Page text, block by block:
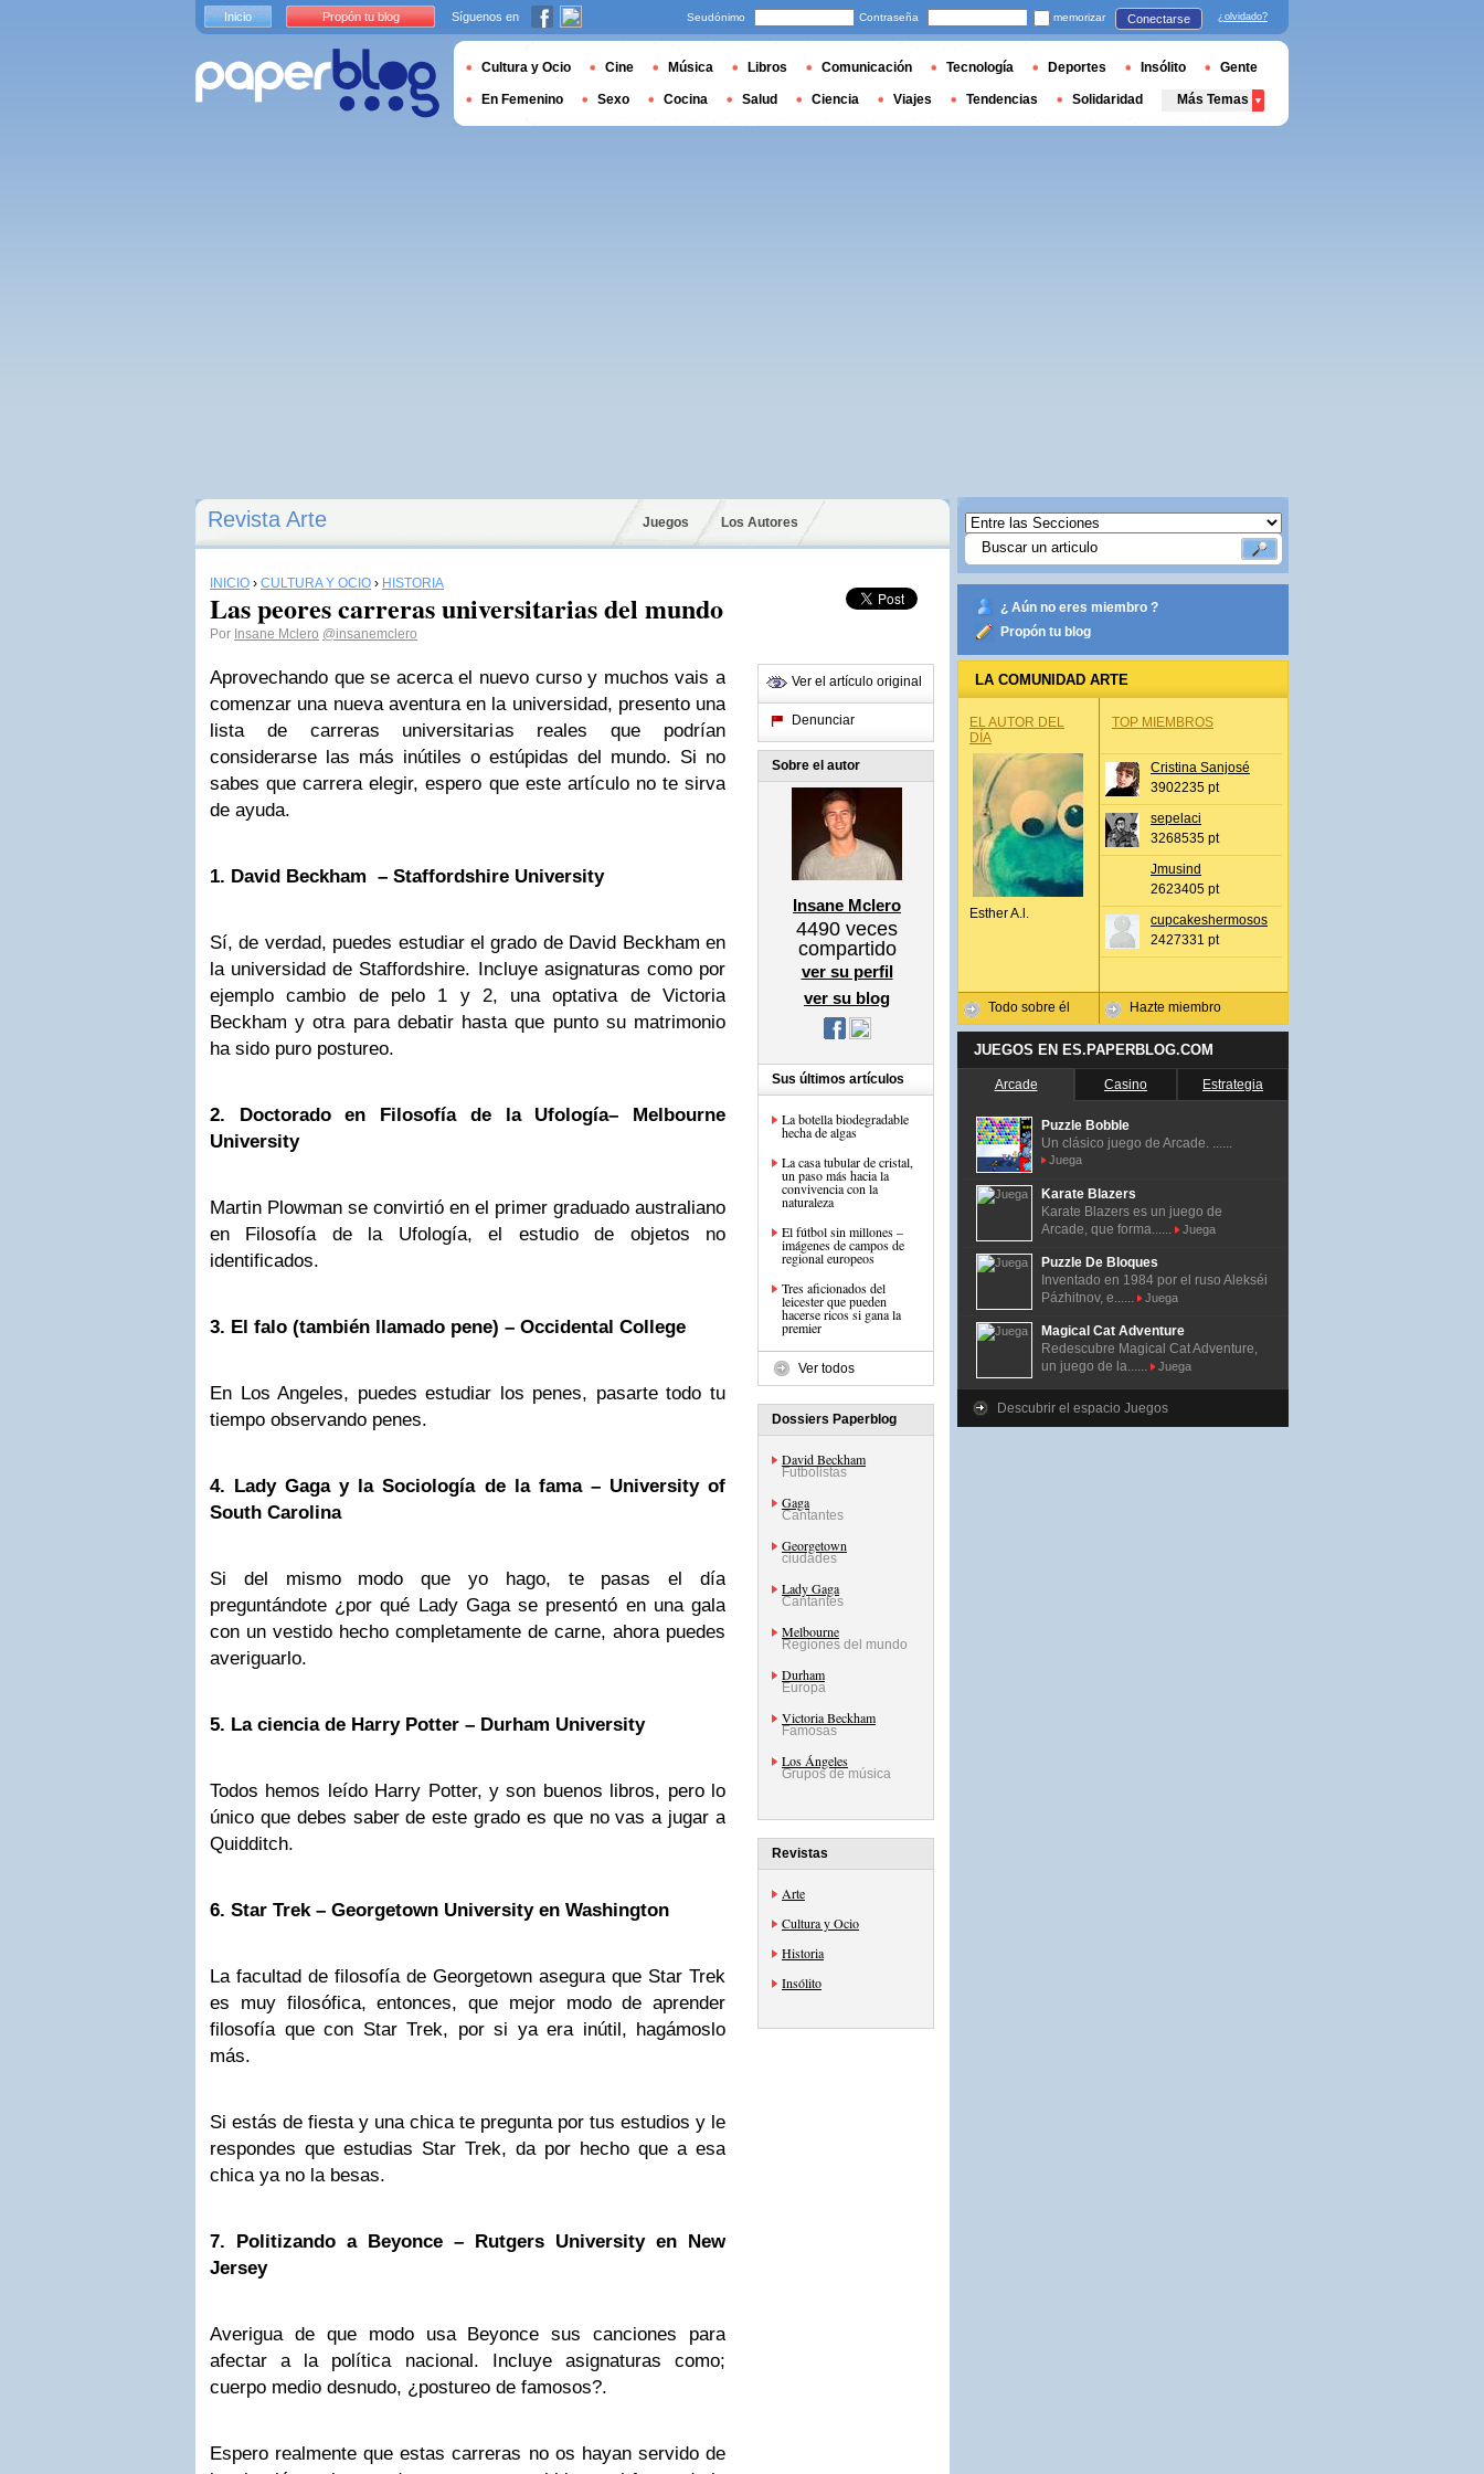
Revista Arte Juegos Los Autores
INICIO › CULTURA Y OCIO › HISTORIA
Las peores carreras universitarias del mundo
Por Insane Mclero @insanemclero
Aprovechando que se acerca el nuevo curso y muchos vais a
comenzar una nueva aventura en la universidad, presento una
lista de carreras universitarias reales que podrían
considerarse las más inútiles o estúpidas del mundo. Si no
sabes que carrera elegir, espero que este artículo no te sirva
de ayuda.
1. David Beckham – Staffordshire University
Sí, de verdad, puedes estudiar el grado de David Beckham en
la universidad de Staffordshire. Incluye asignaturas como por
ejemplo cambio de pelo 1 y 2, una optativa de Victoria
Beckham y otra para debatir hasta que punto su matrimonio
ha sido puro postureo.
2. Doctorado en Filosofía de la Ufología– Melbourne
University
Martin Plowman se convirtió en el primer graduado australiano
en Filosofía de la Ufología, el estudio de objetos no
identificados.
3. El falo (también llamado pene) – Occidental College
En Los Angeles, puedes estudiar los penes, pasarte todo tu
tiempo observando penes.
4. Lady Gaga y la Sociología de la fama – University of
South Carolina
Si del mismo modo que yo hago, te pasas el día
preguntándote ¿por qué Lady Gaga se presentó en una gala
con un vestido hecho completamente de carne, ahora puedes
averiguarlo.
5. La ciencia de Harry Potter – Durham University
Todos hemos leído Harry Potter, y son buenos libros, pero lo
único que debes saber de este grado es que no vas a jugar a
Quidditch.
6. Star Trek – Georgetown University en Washington
La facultad de filosofía de Georgetown asegura que Star Trek
es muy filosófica, entonces, que mejor modo de aprender
filosofía que con Star Trek, por si ya era inútil, hagámoslo
más.
Si estás de fiesta y una chica te pregunta por tus estudios y le
respondes que estudias Star Trek, da por hecho que a esa
chica ya no la besas.
7. Politizando a Beyonce – Rutgers University en New
Jersey
Averigua de que modo usa Beyonce sus canciones para
afectar a la política nacional. Incluye asignaturas como;
cuerpo medio desnudo, ¿postureo de famosos?.
Espero realmente que estas carreras no os hayan servido de
Ver el artículo original
Denunciar
Sobre el autor
Insane Mclero
4490 veces
compartido
ver su perfil
ver su blog
Sus últimos artículos
La botella biodegradable
hecha de algas
La casa tubular de cristal,
un paso más hacia la
convivencia con la
naturaleza
El fútbol sin millones –
imágenes de campos de
regional europeos
Tres aficionados del
leicester que pueden
hacerse ricos si gana la
premier
Ver todos
Dossiers Paperblog
David Beckham
Futbolistas
Gaga
Cantantes
Georgetown
ciudades
Lady Gaga
Cantantes
Melbourne
Regiones del mundo
Durham
Europa
Victoria Beckham
Famosas
Los Ángeles
Grupos de música
Revistas
Arte
Cultura y Ocio
Historia
Insólito
¿ Aún no eres miembro ?
Propón tu blog
LA COMUNIDAD ARTE
EL AUTOR DEL
DÍA
Esther A.l.
Todo sobre él
TOP MIEMBROS
Cristina Sanjosé
3902235 pt
sepelaci
3268535 pt
Jmusind
2623405 pt
cupcakeshermosos
2427331 pt
Hazte miembro
JUEGOS EN ES.PAPERBLOG.COM
Arcade Casino Estrategia
Puzzle Bobble
Un clásico juego de Arcade. ......
Juega
Karate Blazers
Karate Blazers es un juego de
Arcade, que forma......
Juega
Puzzle De Bloques
Inventado en 1984 por el ruso Alekséi
Pázhitnov, e......
Juega
Magical Cat Adventure
Redescubre Magical Cat Adventure,
un juego de la......
Juega
Descubrir el espacio Juegos
Inicio Propón tu blog Síguenos en Seudónimo Contraseña memorizar Conectarse ¿olvidado?
Cultura y Ocio Cine Música Libros Comunicación Tecnología Deportes Insólito Gente
En Femenino Sexo Cocina Salud Ciencia Viajes Tendencias Solidaridad Más Temas